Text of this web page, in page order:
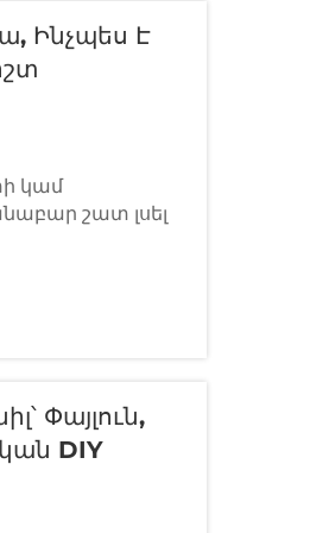
Ինչպես Է
կամ
շատ լսել
են, որ այն
Փայլուն,
DIY